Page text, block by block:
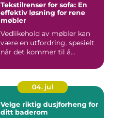
Tekstilrenser for sofa: En
effektiv løsning for rene
møbler
Vedlikehold av møbler kan
være en utfordring, spesielt
når det kommer til å...
04. jul
Velge riktig dusjforheng for
ditt baderom